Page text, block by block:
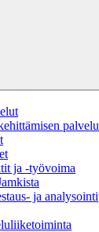
ja -työvoima
ja